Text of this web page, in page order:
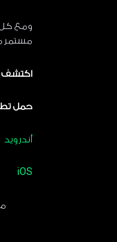
مستمر
اكتشف
حمل
أندرويد
iOS